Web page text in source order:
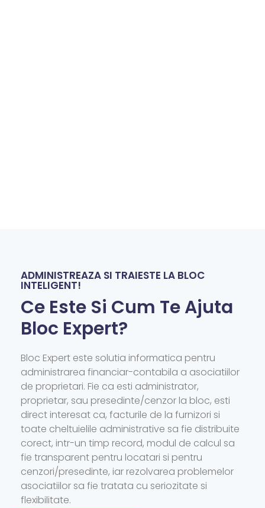
ADMINISTREAZA SI TRAIESTE LA BLOC
INTELIGENT!
Ce Este Si Cum Te Ajuta
Bloc Expert?
Bloc Expert este solutia informatica pentru
administrarea financiar-contabila a asociatiilor
de proprietari. Fie ca esti administrator,
proprietar, sau presedinte/cenzor la bloc, esti
direct interesat ca, facturile de la furnizori si
toate cheltuielile administrative sa fie distribuite
corect, intr-un timp record, modul de calcul sa
fie transparent pentru locatari si pentru
cenzori/presedinte, iar rezolvarea problemelor
asociatiilor sa fie tratata cu seriozitate si
flexibilitate.